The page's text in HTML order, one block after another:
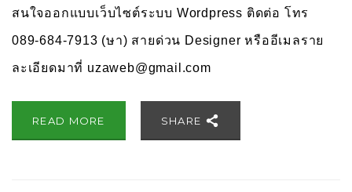
สนใจออกแบบเว็บไซต์ระบบ Wordpress ติดต่อ โทร
089-684-7913 (ษา) สายด่วน Designer หรืออีเมลราย
ละเอียดมาที่ uzaweb@gmail.com
READ MORE SHARE